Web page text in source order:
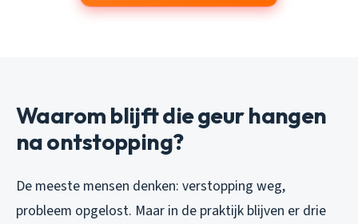
Waarom blijft die geur hangen
na ontstopping?
De meeste mensen denken: verstopping weg,
probleem opgelost. Maar in de praktijk blijven er drie